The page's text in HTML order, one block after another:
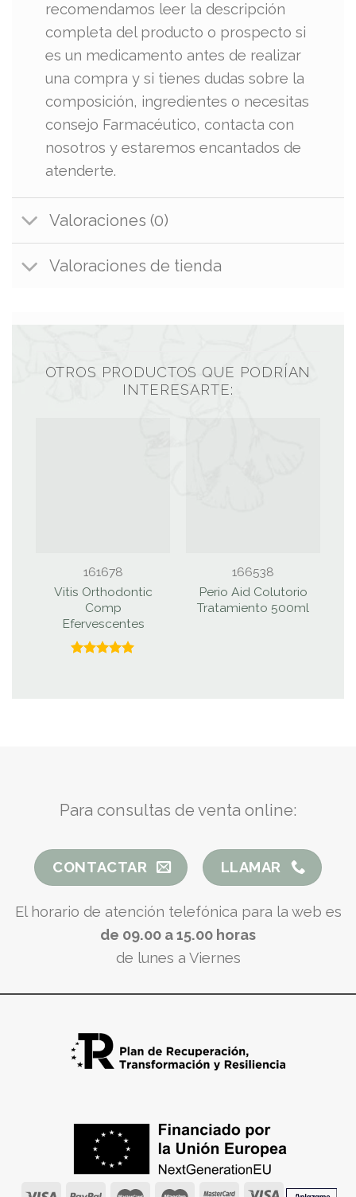
recomendamos leer la descripción
completa del producto o prospecto si
es un medicamento antes de realizar
una compra y si tienes dudas sobre la
composición, ingredientes o necesitas
consejo Farmacéutico, contacta con
nosotros y estaremos encantados de
atenderte.
Valoraciones (0)
Valoraciones de tienda
OTROS PRODUCTOS QUE PODRÍAN
INTERESARTE:
161678
Vitis Orthodontic
Comp
Efervescentes
166538
Perio Aid Colutorio
Tratamiento 500ml
Para consultas de venta online:
CONTACTAR LLAMAR
El horario de atención telefónica para la web es
de 09.00 a 15.00 horas
de lunes a Viernes